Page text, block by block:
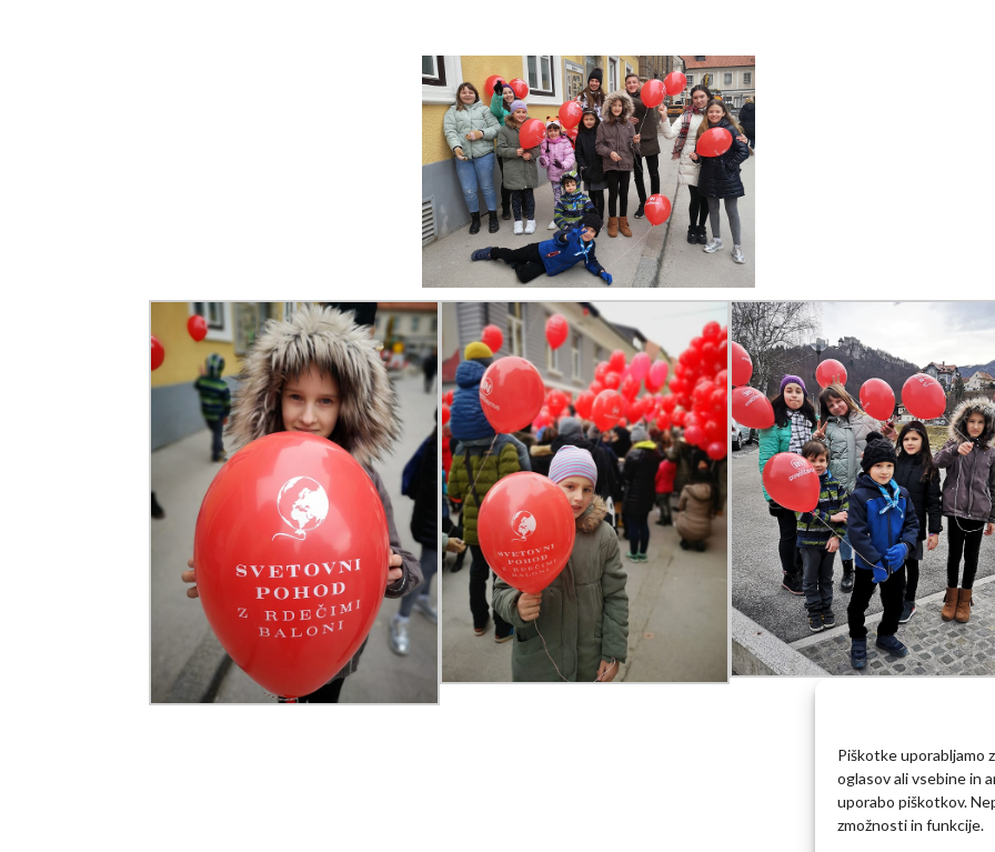
Piškotke uporabljamo
oglasov ali vsebine in
uporabo piškotkov.
zmožnosti in funkcije.